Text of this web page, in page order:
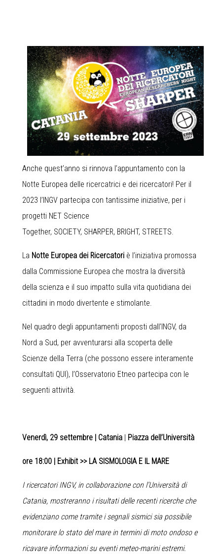
Anche quest’anno si rinnova l’appuntamento con la
Notte Europea delle ricercatrici e dei ricercatori! Per il
2023 l’INGV partecipa con tantissime iniziative, per i
progetti NET Science
Together, SOCIETY, SHARPER, BRIGHT, STREETS.
La Notte Europea dei Ricercatori è l’iniziativa promossa
dalla Commissione Europea che mostra la diversità
della scienza e il suo impatto sulla vita quotidiana dei
cittadini in modo divertente e stimolante.
Nel quadro degli appuntamenti proposti dall’INGV, da
Nord a Sud, per avventurarsi alla scoperta delle
Scienze della Terra (che possono essere interamente
consultati QUI ), l’Osservatorio Etneo partecipa con le
seguenti attività.
Venerdì, 29 settembre | Catania Piazza dell’Università
ore 18:00 | Exhibit >> LA SISMOLOGIA E IL MARE
I ricercatori INGV, in collaborazione con l’Università di
Catania, mostreranno i risultati delle recenti ricerche che
evidenziano come tramite i segnali sismici sia possibile
monitorare lo stato del mare in termini di moto ondoso e
ricavare informazioni su eventi meteo-marini estremi.